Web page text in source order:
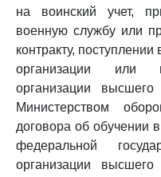
на воинский учет,
военную службу или
контракту,
организации или
организации
Министерством
договора об обучении
федеральной
организации